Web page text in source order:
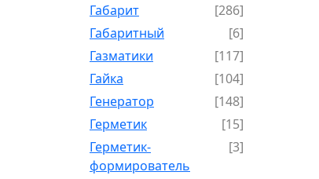
Габарит
[286]
Габаритный
[6]
Газматики
[117]
Гайка
[104]
Генератор
[148]
Герметик
[15]
Герметик-
формирователь
[3]